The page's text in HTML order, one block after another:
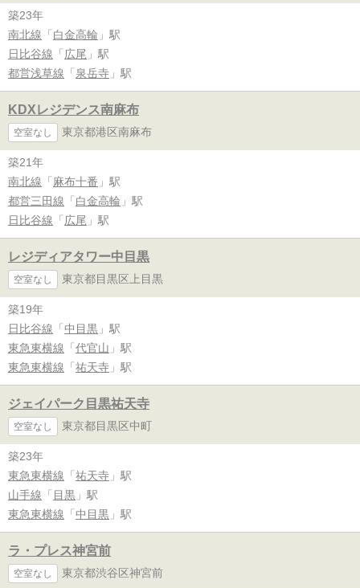
築23年
南北線 「 白金高輪 」駅
日比谷線 「 広尾 」駅
都営浅草線 「 泉岳寺 」駅
KDXレジデンス南麻布
空室なし 東京都港区南麻布
築21年
南北線 「 麻布十番 」駅
都営三田線 「 白金高輪 」駅
日比谷線 「 広尾 」駅
レジディアタワー中目黒
空室なし 東京都目黒区上目黒
築19年
日比谷線 「 中目黒 」駅
東急東横線 「 代官山 」駅
東急東横線 「 祐天寺 」駅
ジェイパーク目黒祐天寺
空室なし 東京都目黒区中町
築23年
東急東横線 「 祐天寺 」駅
山手線 「 目黒 」駅
東急東横線 「 中目黒 」駅
ラ・プレス神宮前
空室なし 東京都渋谷区神宮前